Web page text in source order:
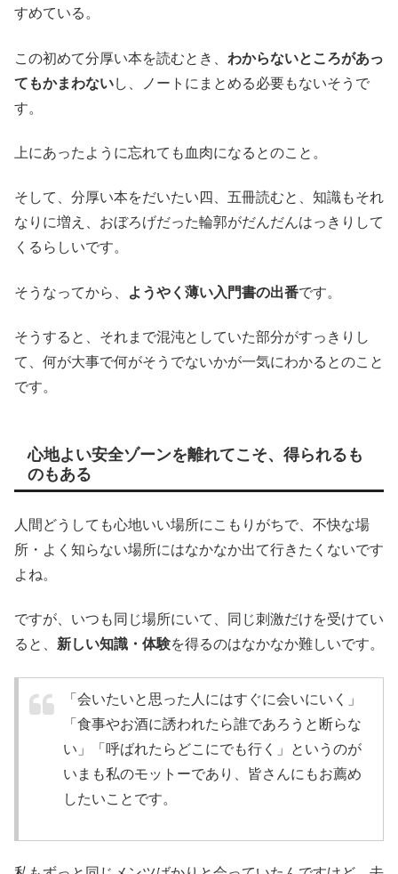
すめている。
この初めて分厚い本を読むとき、 わからないところがあっ
てもかまわないし、ノートにまとめる必要もないそうで
す。
上にあったように忘れても血肉になるとのこと。
そして、分厚い本をだいたい四、五冊読むと、知識もそれ
なりに増え、おぼろげだった輪郭がだんだんはっきりして
くるらしいです。
そうなってから、 ようやく薄い入門書の出番です。
そうすると、それまで混沌としていた部分がすっきりし
て、何が大事で何がそうでないかが一気にわかるとのこと
です。
心地よい安全ゾーンを離れてこそ、得られるも
のもある
人間どうしても心地いい場所にこもりがちで、不快な場
所・よく知らない場所にはなかなか出て行きたくないです
よね。
ですが、いつも同じ場所にいて、同じ刺激だけを受けてい
ると、 新しい知識・体験を得るのはなかなか難しいです。
「会いたいと思った人にはすぐに会いにいく」
「食事やお酒に誘われたら誰であろうと断らな
い」「呼ばれたらどこにでも行く」というのが
いまも私のモットーであり、皆さんにもお薦め
したいことです。